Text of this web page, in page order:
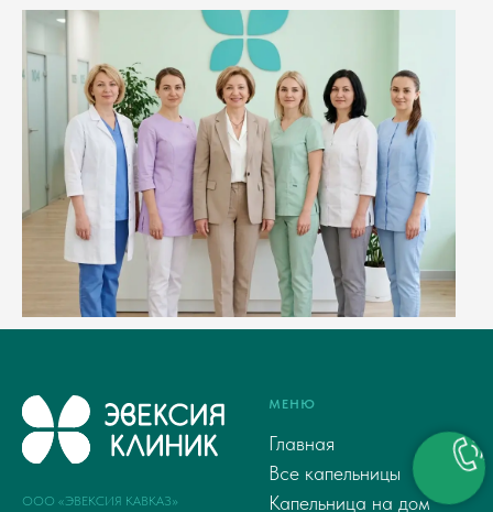
ООО «ЭВЕКСИЯ КАВКАЗ»
МЕНЮ
Главная
Все капельницы
Капельница на дом